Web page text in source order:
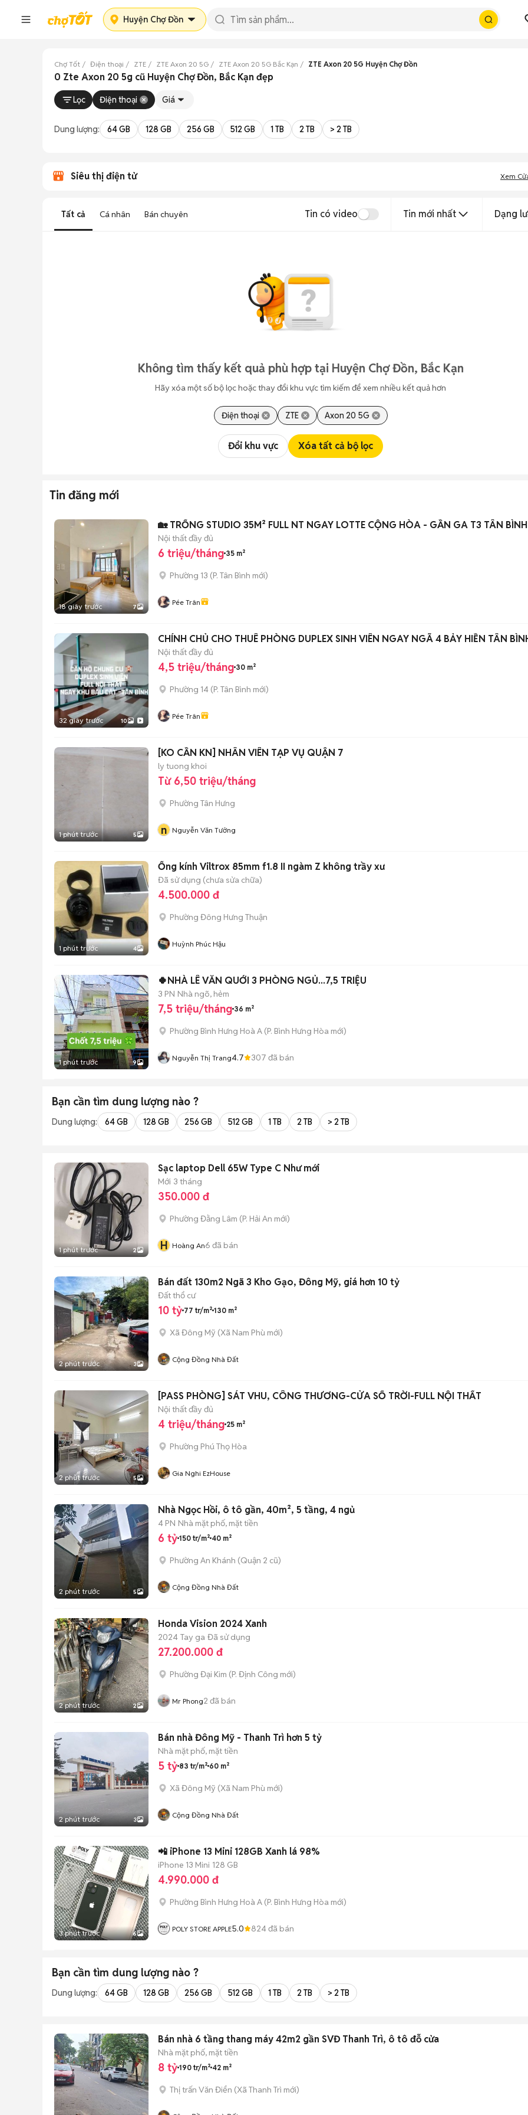
Huyện Chợ Đồn
Chợ Tốt Điện thoại ZTE ZTE Axon 20 5G ZTE Axon 20 5G Bắc Kạn ZTE Axon 20 5G Huyện Chợ Đồn
0 Zte Axon 20 5g cũ Huyện Chợ Đồn, Bắc Kạn đẹp
Lọc Điện thoại Giá
Dung lượng: 64 GB 128 GB 256 GB 512 GB 1 TB 2 TB > 2 TB
Siêu thị điện tử Xem
Tất cả Cá nhân Bán chuyên Tin có video Tin mới nhất Dạng
Không tìm thấy kết quả phù hợp tại Huyện Chợ Đồn, Bắc Kạn
Hãy xóa một số bộ lọc hoặc thay đổi khu vực tìm kiếm để xem nhiều kết quả hơn
Điện thoại ZTE Axon 20 5G
Đổi khu vực Xóa tất cả bộ lọc
Tin đăng mới
18 giây trước 7
🏡 TRỐNG STUDIO 35M² FULL NT NGAY LOTTE CỘNG HÒA - GẦN GA T3 TÂN BÌNH
Nội thất đầy đủ
6 triệu/tháng 35 m²
Phường 13 (P. Tân Bình mới)
Pée Trân
32 giây trước 10
CHÍNH CHỦ CHO THUÊ PHÒNG DUPLEX SINH VIÊN NGAY NGÃ 4 BẢY HIỀN TÂN
Nội thất đầy đủ
4,5 triệu/tháng 30 m²
Phường 14 (P. Tân Bình mới)
Pée Trân
1 phút trước 5
[KO CẦN KN] NHÂN VIÊN TẠP VỤ QUẬN 7
ly tuong khoi
Từ 6,50 triệu/tháng
Phường Tân Hưng
n Nguyễn Văn Tưởng
1 phút trước 4
Ống kính Viltrox 85mm f1.8 II ngàm Z không trầy xư
Đã sử dụng (chưa sửa chữa)
4.500.000 đ
Phường Đông Hưng Thuận
Huỳnh Phúc Hậu
1 phút trước 9
🍀NHÀ LÊ VĂN QUỚI 3 PHÒNG NGỦ...7,5 TRIỆU
3 PN Nhà ngõ, hẻm
7,5 triệu/tháng 36 m²
Phường Bình Hưng Hoà A (P. Bình Hưng Hòa mới)
Nguyễn Thị Trang4.7 307 đã bán
Bạn cần tìm dung lượng nào ?
Dung lượng: 64 GB 128 GB 256 GB 512 GB 1 TB 2 TB > 2 TB
1 phút trước 2
Sạc laptop Dell 65W Type C Như mới
Mới 3 tháng
350.000 đ
Phường Đằng Lâm (P. Hải An mới)
H Hoàng An6 đã bán
2 phút trước 3
Bán đất 130m2 Ngã 3 Kho Gạo, Đông Mỹ, giá hơn 10 tỷ
Đất thổ cư
10 tỷ 77 tr/m² 130 m²
Xã Đông Mỹ (Xã Nam Phù mới)
Cộng Đồng Nhà Đất
2 phút trước 5
[PASS PHÒNG] SÁT VHU, CÔNG THƯƠNG-CỬA SỔ TRỜI-FULL NỘI THẤT
Nội thất đầy đủ
4 triệu/tháng 25 m²
Phường Phú Thọ Hòa
Gia Nghi EzHouse
2 phút trước 5
Nhà Ngọc Hồi, ô tô gần, 40m², 5 tầng, 4 ngủ
4 PN Nhà mặt phố, mặt tiền
6 tỷ 150 tr/m² 40 m²
Phường An Khánh (Quận 2 cũ)
Cộng Đồng Nhà Đất
2 phút trước 2
Honda Vision 2024 Xanh
2024 Tay ga Đã sử dụng
27.200.000 đ
Phường Đại Kim (P. Định Công mới)
Mr Phong2 đã bán
2 phút trước 3
Bán nhà Đông Mỹ - Thanh Trì hơn 5 tỷ
Nhà mặt phố, mặt tiền
5 tỷ 83 tr/m² 60 m²
Xã Đông Mỹ (Xã Nam Phù mới)
Cộng Đồng Nhà Đất
3 phút trước 6
📲 iPhone 13 Mini 128GB Xanh lá 98%
iPhone 13 Mini 128 GB
4.990.000 đ
Phường Bình Hưng Hoà A (P. Bình Hưng Hòa mới)
POLY STORE APPLE5.0 824đã bán
Bạn cần tìm dung lượng nào ?
Dung lượng: 64 GB 128 GB 256 GB 512 GB 1 TB 2 TB > 2 TB
Bán nhà 6 tầng thang máy 42m2 gần SVĐ Thanh Trì, ô tô đỗ cửa
Nhà mặt phố, mặt tiền
8 tỷ 190 tr/m² 42 m²
Thị trấn Văn Điển (Xã Thanh Trì mới)